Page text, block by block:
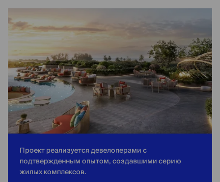
Проект реализуется девелоперами с
подтвержденным опытом, создавшими серию
жилых комплексов.